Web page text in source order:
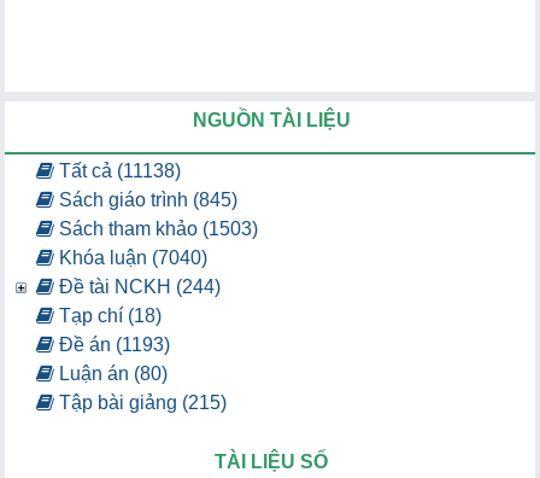
NGUỒN TÀI LIỆU
Tất cả (11138)
Sách giáo trình (845)
Sách tham khảo (1503)
Khóa luận (7040)
Đề tài NCKH (244)
Tạp chí (18)
Đề án (1193)
Luận án (80)
Tập bài giảng (215)
TÀI LIỆU SỐ